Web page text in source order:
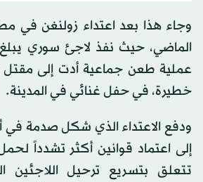
وجاء هذا بعد اعتداء زولنغن في
خطيرة، في حفل غنائي في المدينة.
ودفع الاعتداء الذي شكل صدمة في
إلى اعتماد قوانين أكثر تشدداً
تتعلق بتسريع ترحيل اللاجئين